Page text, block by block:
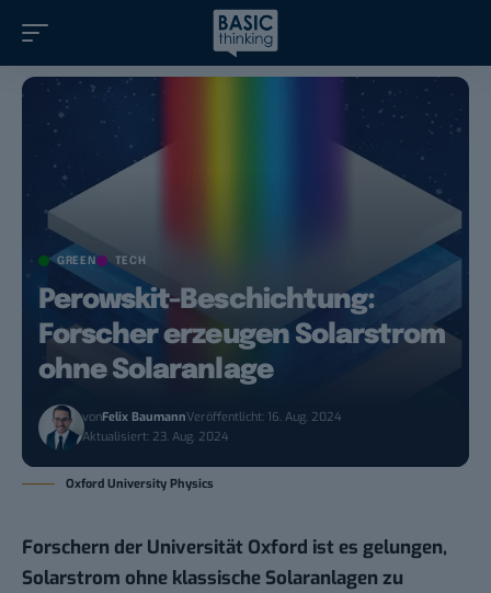
GREEN TECH
Perowskit-Beschichtung:
Forscher erzeugen Solarstrom
ohne Solaranlage
vonFelix BaumannVeröffentlicht: 16. Aug. 2024
Aktualisiert: 23. Aug. 2024
Oxford University Physics
Forschern der Universität Oxford ist es gelungen,
Solarstrom ohne klassische Solaranlagen zu